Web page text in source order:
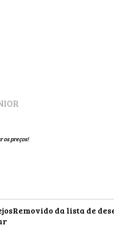
os preços!
Removido da lista de